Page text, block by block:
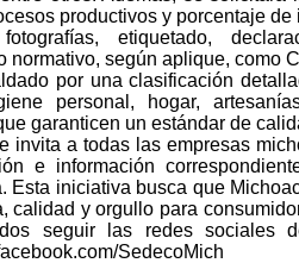
productivos y porcentaje
etiquetado,
normativo, según aplique, como
por una clasificación
personal, hogar,
garanticen un estándar de
invita a todas las empresas
e información
Esta iniciativa busca que
calidad y orgullo para
seguir las redes sociales
SedecoMich